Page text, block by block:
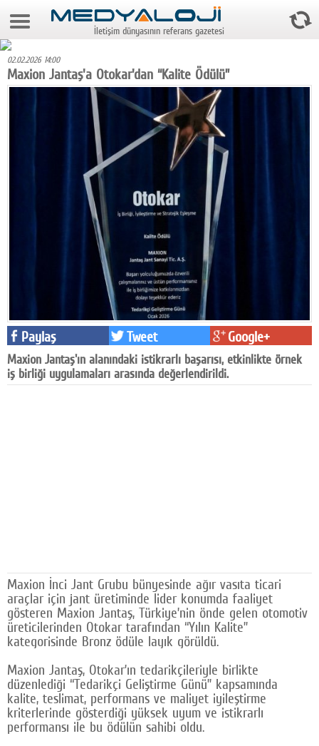
8 Ağustos 2026 4:26:53
Foto Galeri
Video Galeri
Reyting-tiraj
Facebook
Diziler
SOSYAL MEDYA
Facebook
Twitter
© 2026 TÜM HAKLARI SAKLIDIR
İletişim dünyasının referans gazetesi
02.02.2026 14:00
Maxion Jantaş'a Otokar'dan “Kalite Ödülü”
Paylaş Tweet Google+
Maxion Jantaş'ın alanındaki istikrarlı başarısı, etkinlikte örnek
iş birliği uygulamaları arasında değerlendirildi.
Maxion İnci Jant Grubu bünyesinde ağır vasıta ticari
araçlar için jant üretiminde lider konumda faaliyet
gösteren Maxion Jantaş, Türkiye’nin önde gelen otomotiv
üreticilerinden Otokar tarafından “Yılın Kalite”
kategorisinde Bronz ödüle layık görüldü.
Maxion Jantaş, Otokar’ın tedarikçileriyle birlikte
düzenlediği “Tedarikçi Geliştirme Günü” kapsamında
kalite, teslimat, performans ve maliyet iyileştirme
kriterlerinde gösterdiği yüksek uyum ve istikrarlı
performansı ile bu ödülün sahibi oldu.